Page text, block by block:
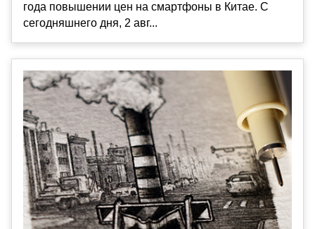
года повышении цен на смартфоны в Китае. С
сегодняшнего дня, 2 авг...